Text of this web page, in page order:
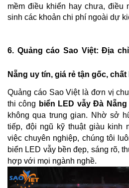
mềm điều khiển hay chưa, điều
sinh các khoản chi phí ngoài dự
6. Quảng cáo Sao Việt: Địa
Nẵng uy tín, giá rẻ tận gốc,
Quảng cáo Sao Việt là đơn vị
thi công biển LED vẫy Đà Nẵng
không qua trung gian. Nhờ sở
tiếp, đội ngũ kỹ thuật giàu kinh
việc chuyên nghiệp, chúng tôi
biển LED vẫy bền đẹp, sáng rõ,
hợp với mọi ngành nghề.